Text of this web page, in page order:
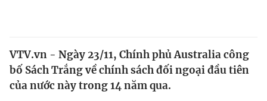
Thế giới
Tin tức
Kinh tế
VTV.vn - Ngày 23/11, Chính phủ Australia công
bố Sách Trắng về chính sách đối ngoại đầu tiên
của nước này trong 14 năm qua.